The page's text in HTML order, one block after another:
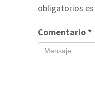
obligatorios
Comentario*